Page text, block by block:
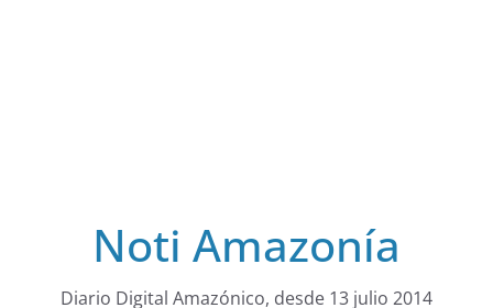
Noti Amazonía
Diario Digital Amazónico, desde 13 julio 2014